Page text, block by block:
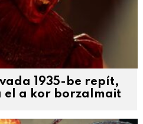
1935-be repít,
el a kor borzalmait